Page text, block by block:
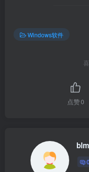
Windows软件
点赞0
0